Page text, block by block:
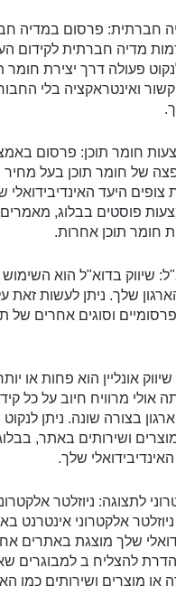
חברתית: פרסום במדיה
מדיה חברתית לקידום
פעולה דרך יצירת חומר
ואינטראקציה בלי
חומר תוכן: פרסום
של חומר תוכן בעל מחיר
היעד האינדיבידואלי
פוסטים בבלוג,
חומר תוכן אחרות.
שיווק בדוא"ל הוא
שלך. ניתן לעשות זאת
פרסומיים וסוגים אחרים של
שיווק אונליין הוא פחות או
אולי מרוויח חיוב על כל
בצורה שונה. ניתן
ושירותים באתר,
שלך.
לתצוגה: ניוזלטר
אלקטרוני אינטרנט
שלך מוצגת באתרים
להצליח ב למבוגרים
מוצרים ושירותים כמו